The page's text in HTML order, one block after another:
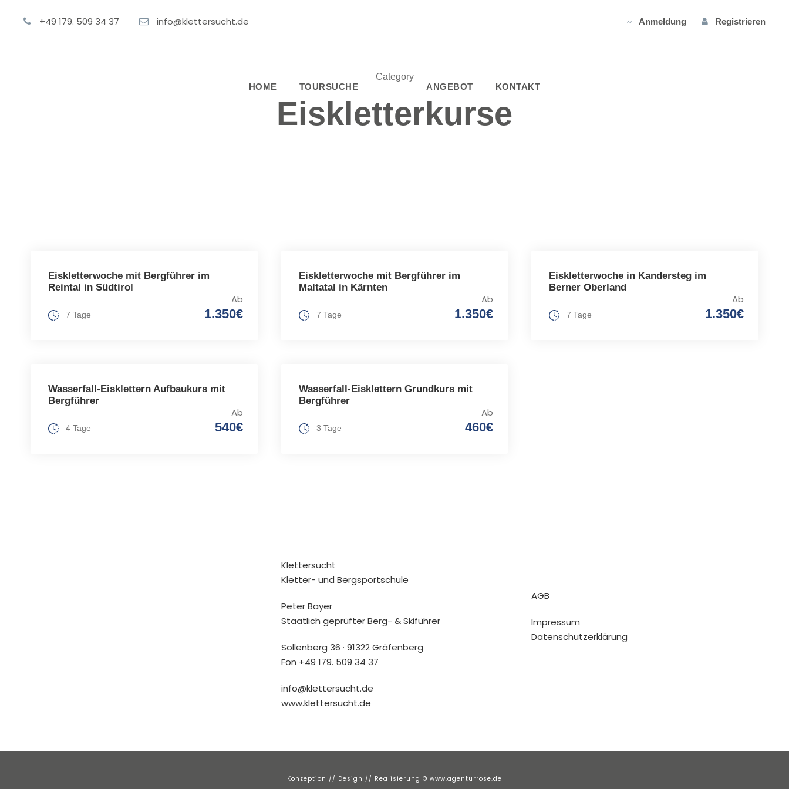
+49 179. 509 34 37 info@klettersucht.de Anmeldung Registrieren
HOME TOURSUCHE ANGEBOT KONTAKT
Category
Eiskletterkurse
Eiskletterwoche mit Bergführer im
Reintal in Südtirol
Ab
1.350€
7 Tage
Eiskletterwoche mit Bergführer im
Maltatal in Kärnten
Ab
1.350€
7 Tage
Eiskletterwoche in Kandersteg im
Berner Oberland
Ab
1.350€
7 Tage
Wasserfall-Eisklettern Aufbaukurs mit
Bergführer
Ab
540€
4 Tage
Wasserfall-Eisklettern Grundkurs mit
Bergführer
Ab
460€
3 Tage
Klettersucht
Kletter- und Bergsportschule
Peter Bayer
Staatlich geprüfter Berg- & Skiführer
Sollenberg 36 · 91322 Gräfenberg
Fon +49 179. 509 34 37
info@klettersucht.de
www.klettersucht.de
AGB
Impressum
Datenschutzerklärung
Konzeption // Design // Realisierung © www.agenturrose.de